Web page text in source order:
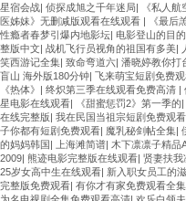
星宿会战| 侦探成旭之千年迷局| 《私人
医姊妹》无删减版观看在线观看 | 《最后
性瘾者春梦引爆内地影坛| 电影登山的目的
整版中文| 战机飞行员视角的祖国有多美|
笑西游记全集| 致命弯道六| 潘晓婷教你打
盲山 海外版180分钟| 飞来萌宝短剧免费
《热体》 | 终炽第三季在线观看免费高清 |
星电影在线观看| 《甜蜜惩罚2》第一季的|
在线完整版| 我在民国当祖宗短剧免费观看
子你都有短剧免费观看| 魔乳秘剑帖全集|
的妈妈韩国| 上海滩简谱| 木下凛凛子精品
2009| 熊迹电影完整版在线观看| 贤妻扶我
25岁女高中生在线观看| 新入职女员工的
完整版免费观看| 有你才有家免费观看全
为名电视剧全集免费观看高清| 欢乐白领